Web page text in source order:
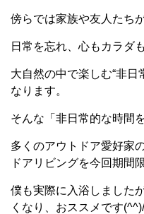
傍らでは家族や友人たち
日常を忘れ、心もカラダ
大自然の中で楽しむ“非日
なります。
そんな「非日常的な時間
多くのアウトドア愛好家
ドアリビングを今回期間
僕も実際に入浴しました
くなり、おススメです(^^)/